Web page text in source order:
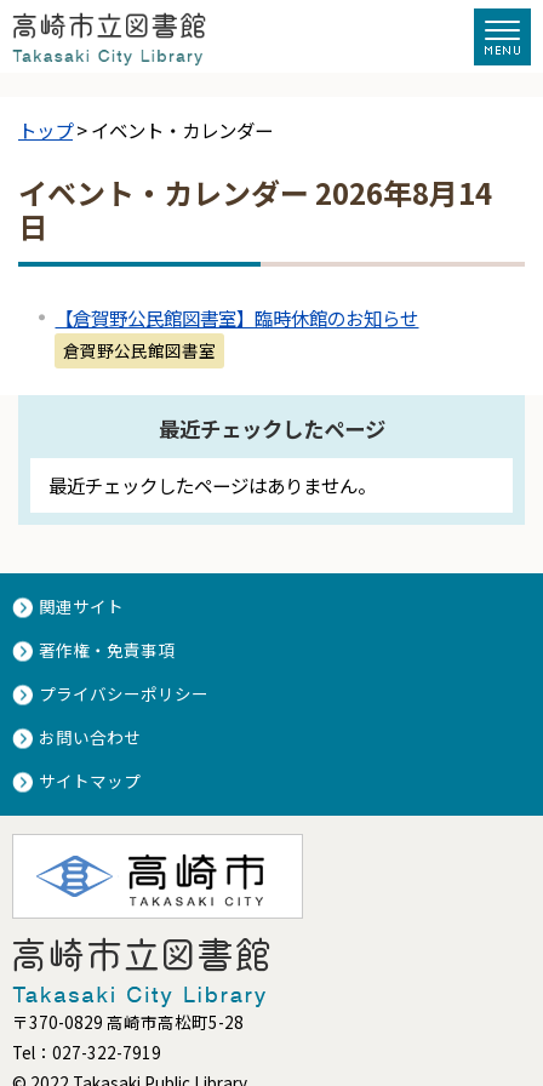
トップ> イベント・カレンダー
イベント・カレンダー 2026年8月14
日
【倉賀野公民館図書室】臨時休館のお知らせ
倉賀野公民館図書室
最近チェックしたページ
最近チェックしたページはありません。
関連サイト
著作権・免責事項
プライバシーポリシー
お問い合わせ
サイトマップ
〒370-0829 高崎市高松町5-28
Tel：027-322-7919